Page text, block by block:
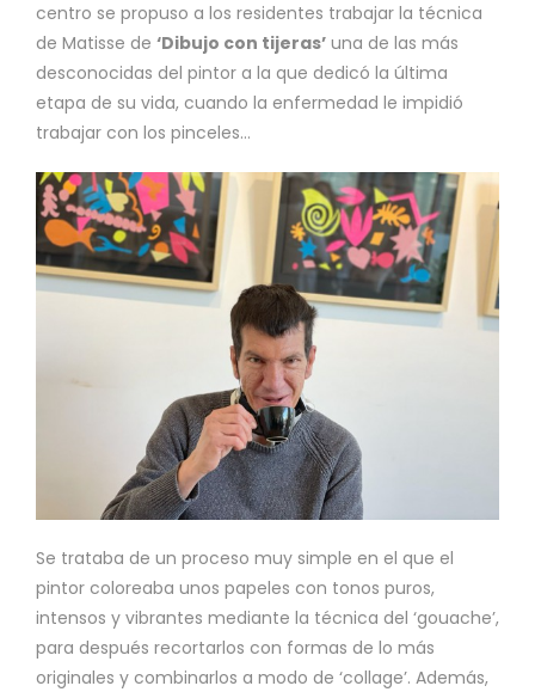
centro se propuso a los residentes trabajar la técnica
de Matisse de ‘Dibujo con tijeras’ una de las más
desconocidas del pintor a la que dedicó la última
etapa de su vida, cuando la enfermedad le impidió
trabajar con los pinceles…
Se trataba de un proceso muy simple en el que el
pintor coloreaba unos papeles con tonos puros,
intensos y vibrantes mediante la técnica del ‘gouache’,
para después recortarlos con formas de lo más
originales y combinarlos a modo de ‘collage’. Además,